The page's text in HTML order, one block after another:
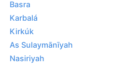
Basra
Karbalá
Kirkúk
As Sulaymānīyah
Nasiriyah